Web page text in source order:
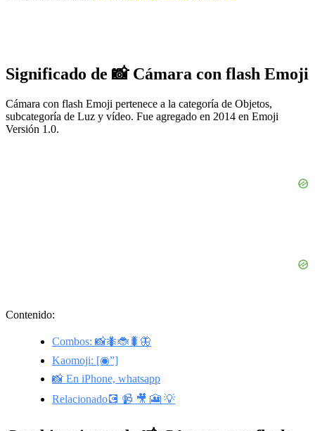
Significado de 📸 Cámara con flash Emoji
Cámara con flash Emoji pertenece a la categoría de Objetos,
subcategoría de Luz y vídeo. Fue agregado en 2014 en Emoji
Versión 1.0.
Contenido:
Combos: 📸🐜🐞🐛🦋
Kaomoji: [◉”]
📸 En iPhone, whatsapp
Relacionado💽 📹 🎥 🎦 💡